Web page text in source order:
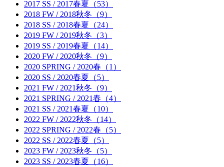
2017 SS / 2017春夏（53）
2018 FW / 2018秋冬（9）
2018 SS / 2018春夏（24）
2019 FW / 2019秋冬（3）
2019 SS / 2019春夏（14）
2020 FW / 2020秋冬（9）
2020 SPRING / 2020春（1）
2020 SS / 2020春夏（5）
2021 FW / 2021秋冬（9）
2021 SPRING / 2021春（4）
2021 SS / 2021春夏（10）
2022 FW / 2022秋冬（14）
2022 SPRING / 2022春（5）
2022 SS / 2022春夏（5）
2023 FW / 2023秋冬（5）
2023 SS / 2023春夏（16）